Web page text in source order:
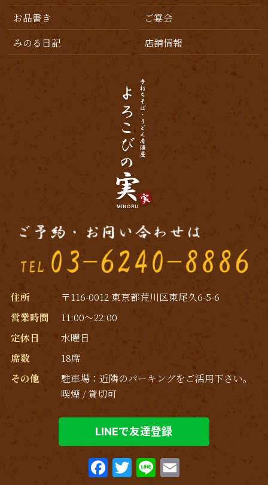
お品書き
ご宴会
みのる日記
店舗情報
住所
〒116-0012 東京都荒川区東尾久6-5-6
営業時間
11:00～22:00
定休日
水曜日
席数
18席
その他
駐車場：近隣のパーキングをご活用下さい｡
喫煙 / 貸切可
LINEで友達登録
F T Li